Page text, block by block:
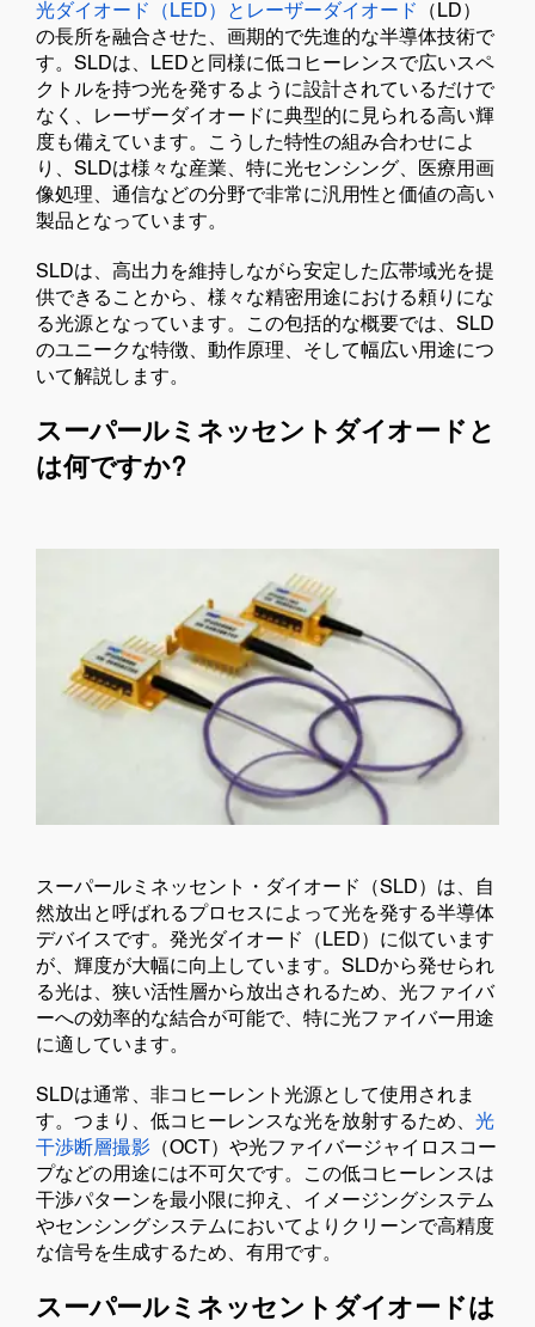
光ダイオード（LED）と レーザーダイオード
（LD）
の長所を融合させた、画期的で先進的な半導体技術で
す。SLDは、LEDと同様に低コヒーレンスで広いスペ
クトルを持つ光を発するように設計されているだけで
なく、レーザーダイオードに典型的に見られる高い輝
度も備えています。こうした特性の組み合わせによ
り、SLDは様々な産業、特に光センシング、医療用画
像処理、通信などの分野で非常に汎用性と価値の高い
製品となっています。
SLDは、高出力を維持しながら安定した広帯域光を提
供できることから、様々な精密用途における頼りにな
る光源となっています。この包括的な概要では、SLD
のユニークな特徴、動作原理、そして幅広い用途につ
いて解説します。
スーパールミネッセントダイオードと
は何ですか?
スーパールミネッセント・ダイオード（SLD）は、自
然放出と呼ばれるプロセスによって光を発する半導体
デバイスです。発光ダイオード（LED）に似ています
が、輝度が大幅に向上しています。SLDから発せられ
る光は、狭い活性層から放出されるため、光ファイバ
ーへの効率的な結合が可能で、特に光ファイバー用途
に適しています。
SLDは通常、非コヒーレント光源として使用されま
す。つまり、低コヒーレンスな光を放射するため、 光
干渉断層撮影 （OCT）や光ファイバージャイロスコー
プなどの用途には不可欠です。この低コヒーレンスは
干渉パターンを最小限に抑え、イメージングシステム
やセンシングシステムにおいてよりクリーンで高精度
な信号を生成するため、有用です。
スーパールミネッセントダイオードは